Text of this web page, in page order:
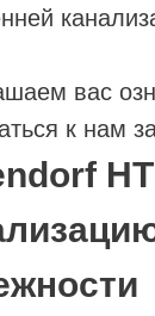
вас
к нам